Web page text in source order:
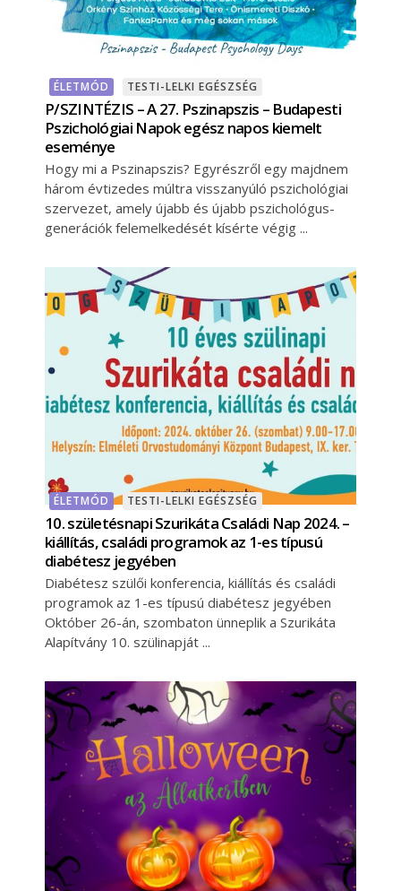
ÉLETMÓD TESTI-LELKI EGÉSZSÉG
P/SZINTÉZIS – A 27. Pszinapszis – Budapesti
Pszichológiai Napok egész napos kiemelt
eseménye
Hogy mi a Pszinapszis? Egyrészről egy majdnem
három évtizedes múltra visszanyúló pszichológiai
szervezet, amely újabb és újabb pszichológus-
generációk felemelkedését kísérte végig
ÉLETMÓD TESTI-LELKI EGÉSZSÉG
10. születésnapi Szurikáta Családi Nap 2024. –
kiállítás, családi programok az 1-es típusú
diabétesz jegyében
Diabétesz szülői konferencia, kiállítás és családi
programok az 1-es típusú diabétesz jegyében
Október 26-án, szombaton ünneplik a Szurikáta
Alapítvány 10. szülinapját